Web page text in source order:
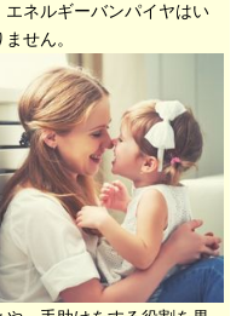
ネルギーバンパイヤはい
せん。